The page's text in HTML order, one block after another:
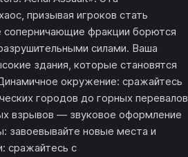
призывая игроков стать
соперничающие фракции борются
силами. Ваша
здания, которые становятся
окружение: сражайтесь
городов до горных перевалов
взрывов — звуковое оформление
завоевывайте новые места и
сражайтесь с